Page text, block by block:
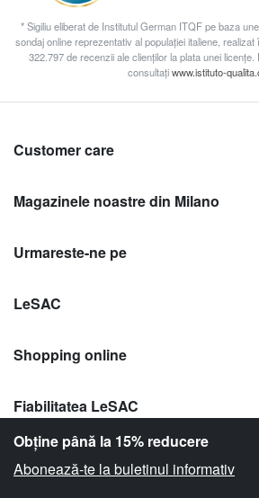
Obține până la 15% reducere
Abonează-te la buletinul informativ
* Sigiliu eliberat de Institutul German ITQF pe baza
sondaj online reprezentativ al populației italiene,
322.797 de recenzii ale clienților la plata unei licențe.
consultațiwww.istituto-
Customer care
Magazinele noastre din Milano
Urmareste-ne pe
LeSAC
Shopping online
Fiabilitatea LeSAC
Copyright © Le SAC s.r.l. | PI 10954380159 |